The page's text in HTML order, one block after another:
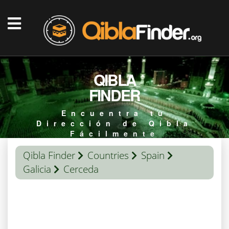
QIBLA
FINDER
Encuentra tu
Dirección de Qibla
Fácilmente
Qibla Finder Countries
Spain
Galicia
Cerceda